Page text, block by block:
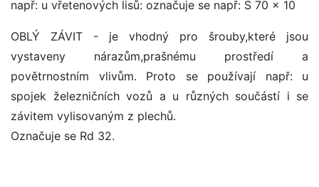
např: u vřetenových lisů: označuje se např: S 70 x 10
OBLÝ ZÁVIT - je vhodný pro šrouby,které jsou
vystaveny nárazům,prašnému prostředí a
povětrnostním vlivům. Proto se používají např: u
spojek železničních vozů a u různých součástí i se
závitem vylisovaným z plechů.
Označuje se Rd 32.